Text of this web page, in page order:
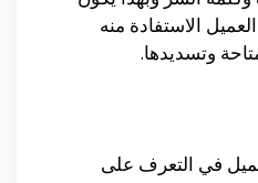
الاستفادة منه
وتسديدها.
في التعرف على